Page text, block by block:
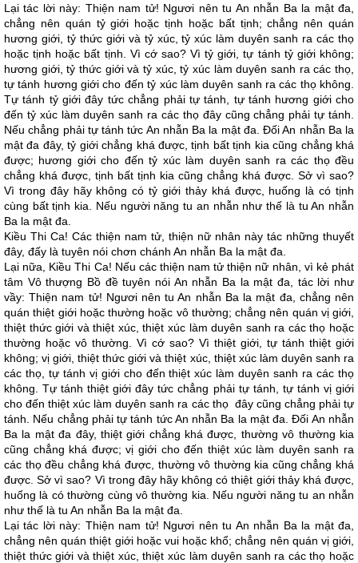
Lại tác lời này: Thiện nam tử! Ngươi nên tu An nhẫn Ba la mật đa,
chẳng nên quán tỷ giới hoặc tịnh hoặc bất tịnh; chẳng nên quán
hương giới, tỷ thức giới và tỷ xúc, tỷ xúc làm duyên sanh ra các thọ
hoặc tịnh hoặc bất tịnh. Vì cớ sao? Vì tỷ giới, tự tánh tỷ giới không;
hương giới, tỷ thức giới và tỷ xúc, tỷ xúc làm duyên sanh ra các thọ,
tự tánh hương giới cho đến tỷ xúc làm duyên sanh ra các thọ không.
Tự tánh tỷ giới đây tức chẳng phải tự tánh, tự tánh hương giới cho
đến tỷ xúc làm duyên sanh ra các thọ đây cũng chẳng phải tự tánh.
Nếu chẳng phải tự tánh tức An nhẫn Ba la mật đa. Đối An nhẫn Ba la
mật đa đây, tỷ giới chẳng khá được, tịnh bất tịnh kia cũng chẳng khá
được; hương giới cho đến tỷ xúc làm duyên sanh ra các thọ đều
chẳng khá được, tịnh bất tịnh kia cũng chẳng khá được. Sở vì sao?
Vì trong đây hãy không có tỷ giới thảy khá được, huống là có tịnh
cùng bất tịnh kia. Nếu người năng tu an nhẫn như thế là tu An nhẫn
Ba la mật đa.
Kiều Thi Ca! Các thiện nam tử, thiện nữ nhân này tác những thuyết
đây, đấy là tuyên nói chơn chánh An nhẫn Ba la mật đa.
Lại nữa, Kiều Thi Ca! Nếu các thiện nam tử thiện nữ nhân, vì kẻ phát
tâm Vô thượng Bồ đề tuyên nói An nhẫn Ba la mật đa, tác lời như
vầy: Thiện nam tử! Ngươi nên tu An nhẫn Ba la mật đa, chẳng nên
quán thiệt giới hoặc thường hoặc vô thường; chẳng nên quán vị giới,
thiệt thức giới và thiệt xúc, thiệt xúc làm duyên sanh ra các thọ hoặc
thường hoặc vô thường. Vì cớ sao? Vì thiệt giới, tự tánh thiệt giới
không; vị giới, thiệt thức giới và thiệt xúc, thiệt xúc làm duyên sanh ra
các thọ, tự tánh vị giới cho đến thiệt xúc làm duyên sanh ra các thọ
không. Tự tánh thiệt giới đây tức chẳng phải tự tánh, tự tánh vị giới
cho đến thiệt xúc làm duyên sanh ra các thọ đây cũng chẳng phải tự
tánh. Nếu chẳng phải tự tánh tức An nhẫn Ba la mật đa. Đối An nhẫn
Ba la mật đa đây, thiệt giới chẳng khá được, thường vô thường kia
cũng chẳng khá được; vị giới cho đến thiệt xúc làm duyên sanh ra
các thọ đều chẳng khá được, thường vô thường kia cũng chẳng khá
được. Sở vì sao? Vì trong đây hãy không có thiệt giới thảy khá được,
huống là có thường cùng vô thường kia. Nếu người năng tu an nhẫn
như thế là tu An nhẫn Ba la mật đa.
Lại tác lời này: Thiện nam tử! Ngươi nên tu An nhẫn Ba la mật đa,
chẳng nên quán thiệt giới hoặc vui hoặc khổ; chẳng nên quán vị giới,
thiệt thức giới và thiệt xúc, thiệt xúc làm duyên sanh ra các thọ hoặc